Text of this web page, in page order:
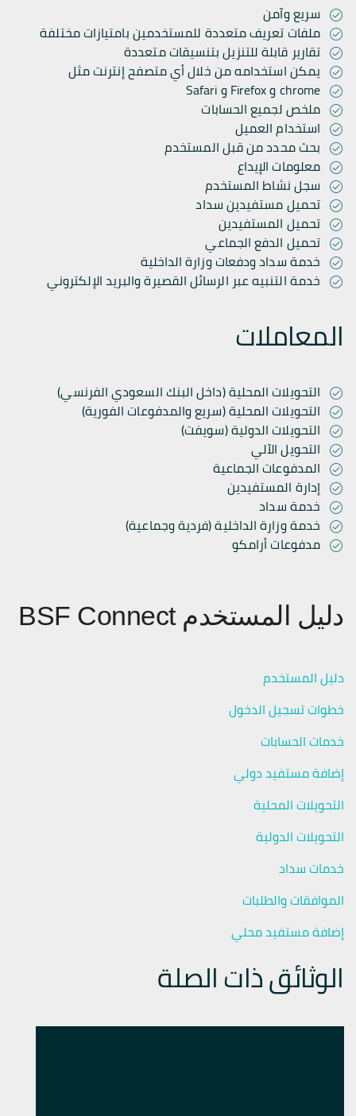
سريع وآمن
ملفات تعريف متعددة للمستخدمين بامتيازات مختلفة
تقارير قابلة للتنزيل بتنسيقات متعددة
يمكن استخدامه من خلال أي متصفح إنترنت مثل
chrome و Firefox و Safari
ملخص لجميع الحسابات
استخدام العميل
بحث محدد من قبل المستخدم
معلومات الإيداع
سجل نشاط المستخدم
تحميل مستفيدين سداد
تحميل المستفيدين
تحميل الدفع الجماعي
خدمة سداد ودفعات وزارة الداخلية
خدمة التنبيه عبر الرسائل القصيرة والبريد الإلكتروني
المعاملات
التحويلات المحلية (داخل البنك السعودي الفرنسي)
التحويلات المحلية (سريع والمدفوعات الفورية)
التحويلات الدولية (سويفت)
التحويل الآلي
المدفوعات الجماعية
إدارة المستفيدين
خدمة سداد
خدمة وزارة الداخلية (فردية وجماعية)
مدفوعات أرامكو
دليل المستخدم BSF Connect
دليل المستخدم
خطوات تسجيل الدخول
خدمات الحسابات
إضافة مستفيد دولي
التحويلات المحلية
التحويلات الدولية
خدمات سداد
الموافقات والطلبات
إضافة مستفيد محلي
الوثائق ذات الصلة